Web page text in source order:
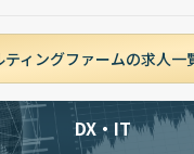
ティングファームの求人一
DX・IT